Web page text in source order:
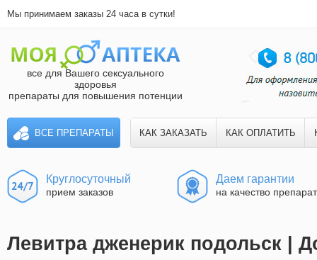
Мы принимаем заказы 24 часа в сутки!
все для Вашего сексуального
здоровья
препараты для повышения потенции
ВСЕ ПРЕПАРАТЫ КАК ЗАКАЗАТЬ КАК ОПЛАТИТЬ
Круглосуточный
прием заказов
Даем гарантии
на качество
Левитра дженерик подольск |